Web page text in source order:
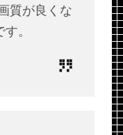
質が良くな
。